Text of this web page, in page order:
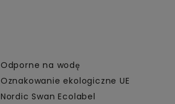
Odporne na wodę
Oznakowanie ekologiczne UE
Nordic Swan Ecolabel